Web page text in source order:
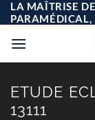
Passer
au
contenu
LA MAÎTRISE
PARAMÉDICAL,
ETUDE
13111